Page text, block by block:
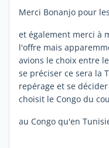
Merci Bonanjo pour
et également merci à
l'offre mais
avions le choix entre
se préciser ce sera la
repérage et se
choisit le Congo du
au Congo qu'en